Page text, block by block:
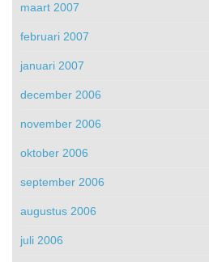
maart 2007
februari 2007
januari 2007
december 2006
november 2006
oktober 2006
september 2006
augustus 2006
juli 2006